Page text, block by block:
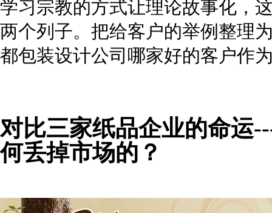
学习宗教的方式让理论故事化，
两个列子。把给客户的举例整理
都包装设计公司哪家好的客户作
对比三家纸品企业的命运
何丢掉市场的？